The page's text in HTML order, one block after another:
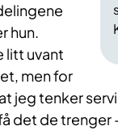
hun.
litt uvant
men for
jeg tenker
det de trenger